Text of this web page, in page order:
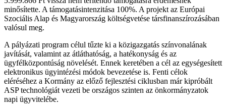
minősítette. A támogatásintenzitása 100%. A projekt az Európai
Szociális Alap és Magyarország költségvetése társfinanszírozásában
valósul meg.
A pályázati program célul tűzte ki a közigazgatás színvonalának
javítását, valamint az átláthatóság, a hatékonyság és az
ügyfélközpontúság növelését. Ennek keretében a cél az egységesített
elektronikus ügyintézési módok bevezetése is. Fenti célok
eléréséhez a Kormány az előző fejlesztési ciklusban már kipróbált
ASP technológiát vezeti be országos szinten az önkormányzatok
napi ügyvitelébe.